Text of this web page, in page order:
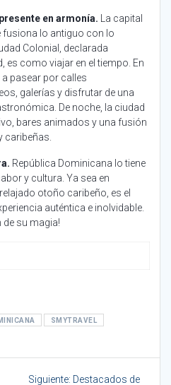
en armonía. La capital
fusiona lo antiguo con lo
Colonial, declarada
es como viajar en el tiempo. En
pasear por calles
galerías y disfrutar de una
De noche, la ciudad
bares animados y una fusión
caribeñas.
República Dominicana lo tiene
y cultura. Ya sea en
otoño caribeño, es el
auténtica e inolvidable.
de su magia!
SMYTRAVEL
Siguiente: Siguiente
Destacados de